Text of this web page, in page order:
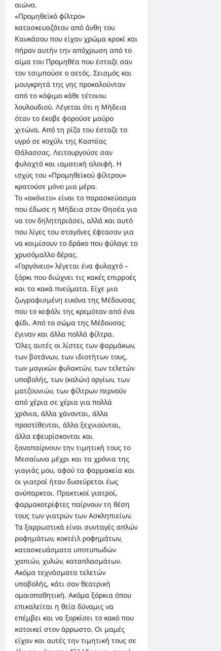
αιώνα.
«Προμηθεϊκό φίλτρο»
κατασκευαζόταν από άνθη του
Καυκάσου που είχαν χρώμα κροκί και
πήραν αυτήν την απόχρωση από το
αίμα του Προμηθέα που έσταζε σαν
τον τσιμπούσε ο αετός. Σεισμός και
μουγκρητά της γης προκαλούνταν
από το κόψιμο κάθε τέτοιου
λουλουδιού. Λέγεται ότι η Μήδεια
όταν το έκοβε φορούσε μαύρο
χιτώνα. Από τη ρίζα του έσταζε το
υγρό σε κοχύλι της Κασπίας
Θάλασσας. Λειτουργούσε σαν
φυλαχτό και ιαματική αλοιφή. Η
ισχύς του «Προμηθεϊκού φίλτρου»
κρατούσε μόνο μια μέρα.
Το «ακόνιτο» είναι το παρασκεύασμα
που έδωσε η Μήδεια στον Θησέα για
να τον δηλητηριάσει, αλλά και αυτό
που λίγες του σταγόνες έφτασαν για
να κοιμίσουν το δράκο που φύλαγε το
χρυσόμαλλο δέρας.
«Γοργόνειο» λέγεται ένα φυλαχτό –
ξόρκι που διώχνει τις κακές επιρροές
και τα κακά πνεύματα. Είχε μια
ζωγραφισμένη εικόνα της Μέδουσας
που το κεφάλι της κρεμόταν από ένα
φίδι. Από το σώμα της Μέδουσας
έγιναν και άλλα πολλά φίλτρα.
Όλες αυτές οι λίστες των φαρμάκων,
των βοτάνων, των ιδιοτήτων τους,
των μαγικών φυλακτών, των τελετών
υποβολής, των (καλών) οργίων, των
ματζουνιών, των φίλτρων περνούν
από χέρια σε χέρια για πολλά
χρόνια, άλλα χάνονται, άλλα
προστίθενται, άλλα ξεχνιούνται,
άλλα εφευρίσκονται και
ξαναπαίρνουν την τιμητική τους το
Μεσαίωνα μέχρι και τα χρόνια της
γιαγιάς μου, αφού τα φαρμακεία και
οι γιατροί ήταν δυσεύρετοι έως
ανύπαρκτοι. Πρακτικοί γιατροί,
φαρμακοτρίφτες παίρνουν τη θέση
τους των γιατρών των Ασκληπιείων.
Τα ξαρρωστικά είναι συνταγές απλών
ροφημάτων, κοκτέιλ ροφημάτων,
κατασκευάσματα υποτυπωδών
χαπιών, χυλών, καταπλασμάτων.
Ακόμα τεχνάσματα τελετών
υποβολής, κάτι σαν θεατρική
ομοιοπαθητική. Ακόμα ξόρκια όπου
επικαλείται η θεία δύναμις να
επέμβει και να ξορκίσει το κακό που
κατοικεί στον άρρωστο. Οι μαμές
είχαν και αυτές την τιμητική τους σε